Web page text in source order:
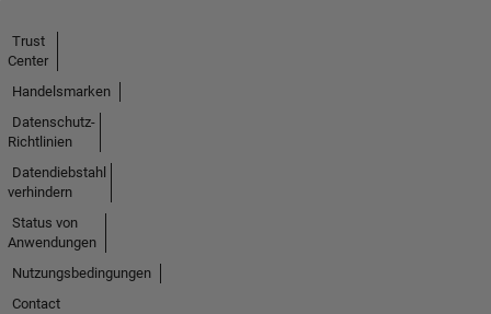
Trust
Center
Handelsmarken
Datenschutz-
Richtlinien
Datendiebstahl
verhindern
Status von
Anwendungen
Nutzungsbedingungen
Contact